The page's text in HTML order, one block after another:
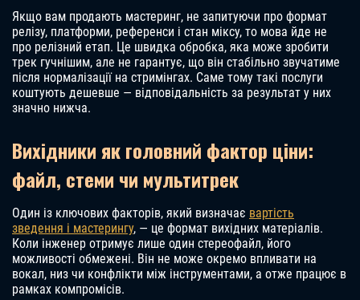
Якщо вам продають мастеринг, не запитуючи про формат
релізу, платформи, референси і стан міксу, то мова йде не
про релізний етап. Це швидка обробка, яка може зробити
трек гучнішим, але не гарантує, що він стабільно звучатиме
після нормалізації на стримінгах. Саме тому такі послуги
коштують дешевше — відповідальність за результат у них
значно нижча.
Вихідники як головний фактор ціни:
файл, стеми чи мультитрек
Один із ключових факторів, який визначає вартість
зведення і мастерингу, — це формат вихідних матеріалів.
Коли інженер отримує лише один стереофайл, його
можливості обмежені. Він не може окремо впливати на
вокал, низ чи конфлікти між інструментами, а отже працює в
рамках компромісів.